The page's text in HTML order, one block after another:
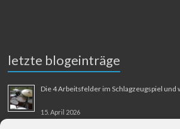
letzte blogeinträge
Die 4 Arbeitsfelder im Schlagzeugspiel und
15. April 2026